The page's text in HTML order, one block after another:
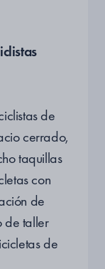
de
cerrado,
taquillas
con
de
de taller
de